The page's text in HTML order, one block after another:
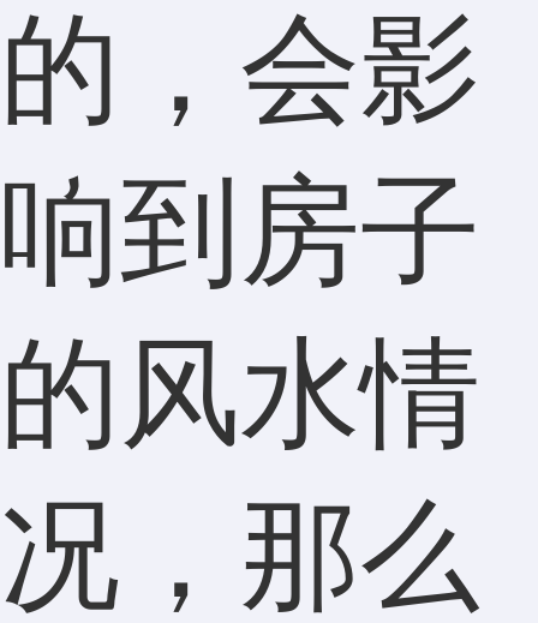
的，会影
响到房子
的风水情
况，那么